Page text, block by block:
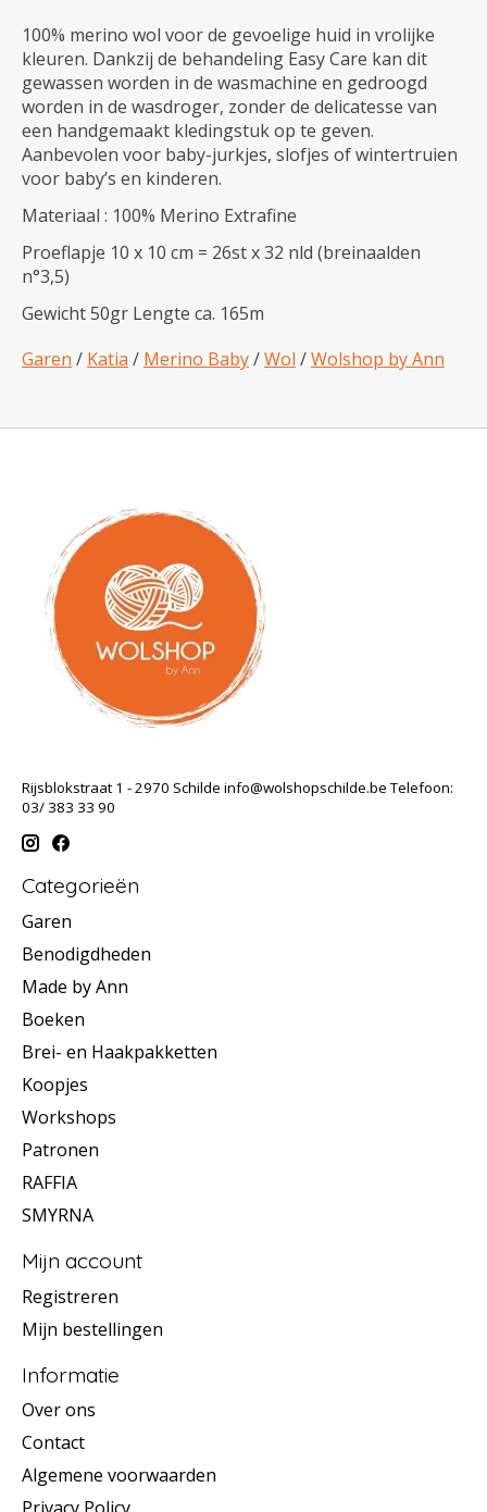
100% merino wol voor de gevoelige huid in vrolijke
kleuren. Dankzij de behandeling Easy Care kan dit
gewassen worden in de wasmachine en gedroogd
worden in de wasdroger, zonder de delicatesse van
een handgemaakt kledingstuk op te geven.
Aanbevolen voor baby-jurkjes, slofjes of wintertruien
voor baby’s en kinderen.
Materiaal : 100% Merino Extrafine
Proeflapje 10 x 10 cm = 26st x 32 nld (breinaalden
n°3,5)
Gewicht 50gr Lengte ca. 165m
Garen / Katia / Merino Baby/Wol /Wolshop by Ann
Rijsblokstraat 1 - 2970 Schilde info@wolshopschilde.beTelefoon:
03/ 383 33 90
Categorieën
Garen
Benodigdheden
Made by Ann
Boeken
Brei- en Haakpakketten
Koopjes
Workshops
Patronen
RAFFIA
SMYRNA
Mijn account
Registreren
Mijn bestellingen
Informatie
Over ons
Contact
Algemene voorwaarden